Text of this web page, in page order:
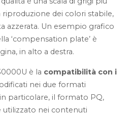
riproduzione dei colori stabile,
azzerata. Un esempio grafico
‘compensation plate’ è
in alto a destra.
è la compatibilità con i
nei due formati
particolare, il formato PQ,
utilizzato nei contenuti